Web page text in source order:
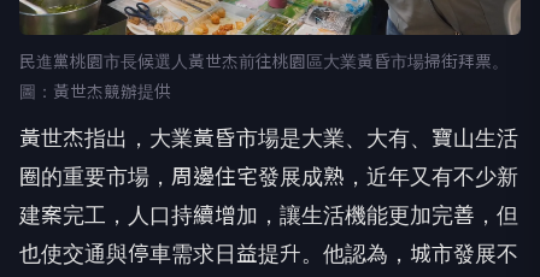
民進黨桃園市長候選人黃世杰前往桃園區大業黃昏市場掃街拜票。
圖：黃世杰競辦提供
黃世杰指出，大業黃昏市場是大業、大有、寶山生活
圈的重要市場，周邊住宅發展成熟，近年又有不少新
建案完工，人口持續增加，讓生活機能更加完善，但
也使交通與停車需求日益提升。他認為，城市發展不